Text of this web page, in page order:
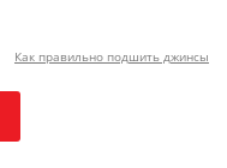
Как правильно подшить джинсы